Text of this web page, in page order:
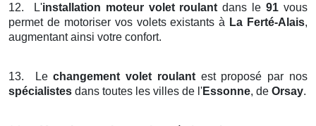
12. L'installation moteur volet roulant dans le91 vous
permet de motoriser vos volets existants à La Ferté-Alais,
augmentant ainsi votre confort.
13. Lechangement volet roulantest proposé par nos
spécialistes dans toutes les villes de l'Essonne, de Orsay.